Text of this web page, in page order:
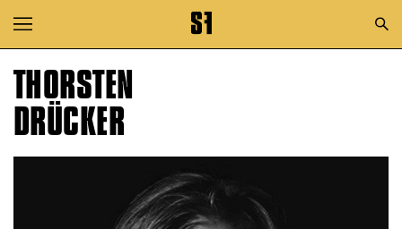
Zur Hauptnavigation springen
Zum Hauptinhalt springen
Zum Footer springen
THORSTEN
DRÜCKER